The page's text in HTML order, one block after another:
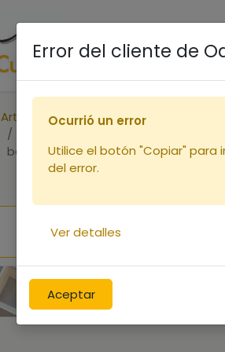
Accueil Boutique
Articles
Corps de ruche
bandes lisses (copie)
Error del cliente de
Aceptar
Ocurrió un error
Utilice el botón "Copiar" para
del error.
Ver detalles